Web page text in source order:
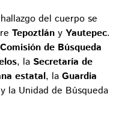
del cuerpo se
Tepoztlán y Yautepec.
Comisión de Búsqueda
, la Secretaría de
estatal, la Guardia
y la Unidad de Búsqueda